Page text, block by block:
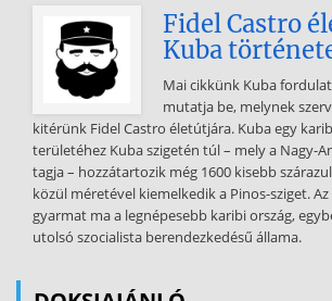
Fidel Castro
Kuba
Mai cikkünk Kuba
mutatja be, melynek
kitérünk Fidel Castro életútjára. Kuba egy
területéhez Kuba szigetén túl – mely a Nagy-
tagja – hozzátartozik még 1600 kisebb
közül méretével kiemelkedik a Pinos-sziget.
gyarmat ma a legnépesebb karibi ország,
utolsó szocialista berendezkedésű állama.